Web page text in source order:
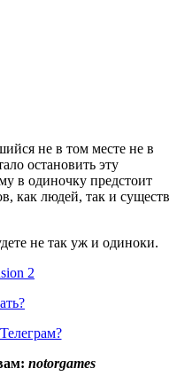
не в том месте не в
остановить эту
в одиночку предстоит
как людей, так и существ
не так уж и одиноки.
2
notorgames